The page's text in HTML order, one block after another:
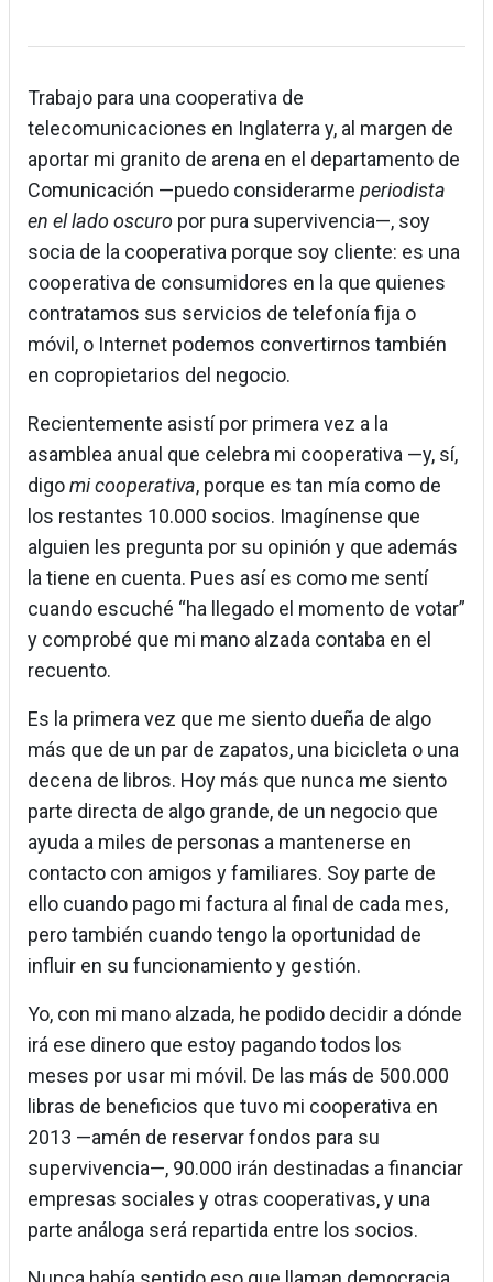
Trabajo para una cooperativa de
telecomunicaciones en Inglaterra y, al margen de
aportar mi granito de arena en el departamento de
Comunicación —puedo considerarme periodista
en el lado oscuro por pura supervivencia—, soy
socia de la cooperativa porque soy cliente: es una
cooperativa de consumidores en la que quienes
contratamos sus servicios de telefonía fija o
móvil, o Internet podemos convertirnos también
en copropietarios del negocio.
Recientemente asistí por primera vez a la
asamblea anual que celebra mi cooperativa —y, sí,
digomi cooperativa, porque es tan mía como de
los restantes 10.000 socios. Imagínense que
alguien les pregunta por su opinión y que además
la tiene en cuenta. Pues así es como me sentí
cuando escuché “ha llegado el momento de votar”
y comprobé que mi mano alzada contaba en el
recuento.
Es la primera vez que me siento dueña de algo
más que de un par de zapatos, una bicicleta o una
decena de libros. Hoy más que nunca me siento
parte directa de algo grande, de un negocio que
ayuda a miles de personas a mantenerse en
contacto con amigos y familiares. Soy parte de
ello cuando pago mi factura al final de cada mes,
pero también cuando tengo la oportunidad de
influir en su funcionamiento y gestión.
Yo, con mi mano alzada, he podido decidir a dónde
irá ese dinero que estoy pagando todos los
meses por usar mi móvil. De las más de 500.000
libras de beneficios que tuvo mi cooperativa en
2013 —amén de reservar fondos para su
supervivencia—, 90.000 irán destinadas a financiar
empresas sociales y otras cooperativas, y una
parte análoga será repartida entre los socios.